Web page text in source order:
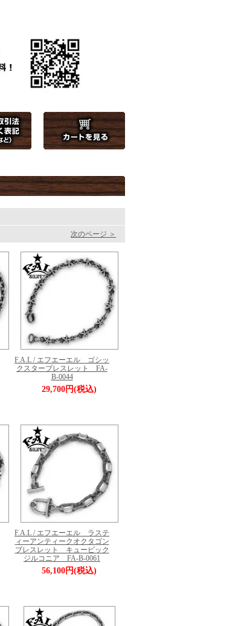
次のページ ＞
F.A.L / エフエーエル ゴシッ
クスターブレスレット FA-
B-0044
29,700円(税込)
F.A.L / エフエーエル ラステ
ィーアンティークオクタゴン
ブレスレット キュービック
ジルコニア FA-B-0061
56,100円(税込)